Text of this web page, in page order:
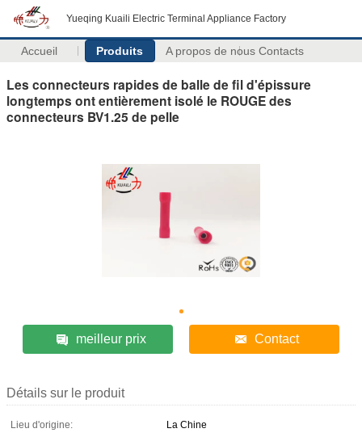
Yueqing Kuaili Electric Terminal Appliance Factory
Accueil Produits A propos de nous Contacts
Les connecteurs rapides de balle de fil d'épissure
longtemps ont entièrement isolé le ROUGE des
connecteurs BV1.25 de pelle
meilleur prix Contact
Détails sur le produit
Lieu d'origine:
La Chine